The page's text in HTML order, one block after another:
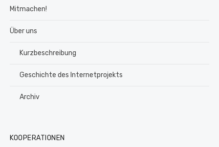
Mitmachen!
Über uns
Kurzbeschreibung
Geschichte des Internetprojekts
Archiv
KOOPERATIONEN